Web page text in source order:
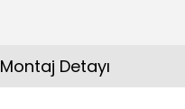
Montaj Detayı